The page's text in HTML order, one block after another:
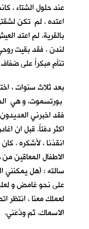
عند حلول الشتاء ،
اعتده . لم تكن
بالقرية. لم اعتد
لندن . فقد بقيت
تنأم مبكراً على
بعد ثلاث سنوات ،
بورتسموت، و هي
فقد اخبرني
اكثر دفئاً. قبل ان
انقذنا ، لأشكره .
الاطفال المعاقين
سالته : (هل يمكنني
على نحو غامض و
لعملك معنا ، انتظر
الاسماك، ثم ودَّعَني.